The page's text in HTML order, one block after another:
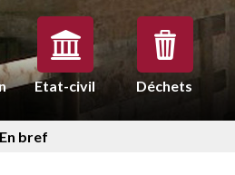
Etat-civil Déchets
En bref